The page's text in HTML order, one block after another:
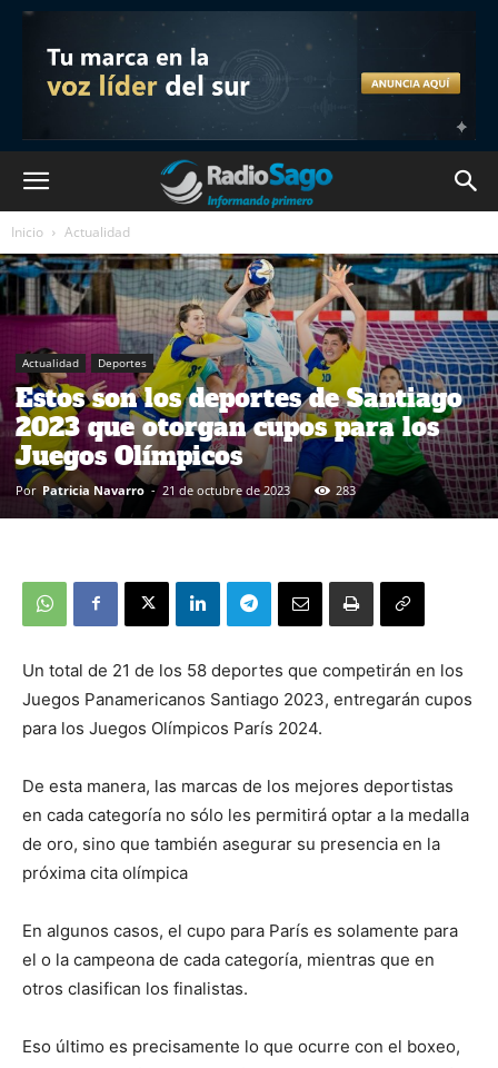
Inicio Actualidad
Actualidad Deportes
Estos son los deportes de Santiago
2023 que otorgan cupos para los
Juegos Olímpicos
Por Patricia Navarro - 21 de octubre de 2023 283
Un total de 21 de los 58 deportes que competirán en los
Juegos Panamericanos Santiago 2023, entregarán cupos
para los Juegos Olímpicos París 2024.
De esta manera, las marcas de los mejores deportistas
en cada categoría no sólo les permitirá optar a la medalla
de oro, sino que también asegurar su presencia en la
próxima cita olímpica
En algunos casos, el cupo para París es solamente para
el o la campeona de cada categoría, mientras que en
otros clasifican los finalistas.
Eso último es precisamente lo que ocurre con el boxeo,